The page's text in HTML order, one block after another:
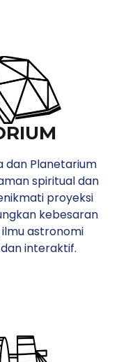
dan Planetarium
spiritual dan
proyeksi
kebesaran
astronomi
interaktif.